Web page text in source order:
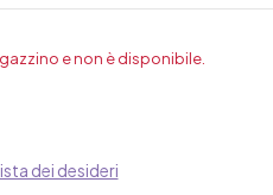
e non è disponibile.
dei desideri